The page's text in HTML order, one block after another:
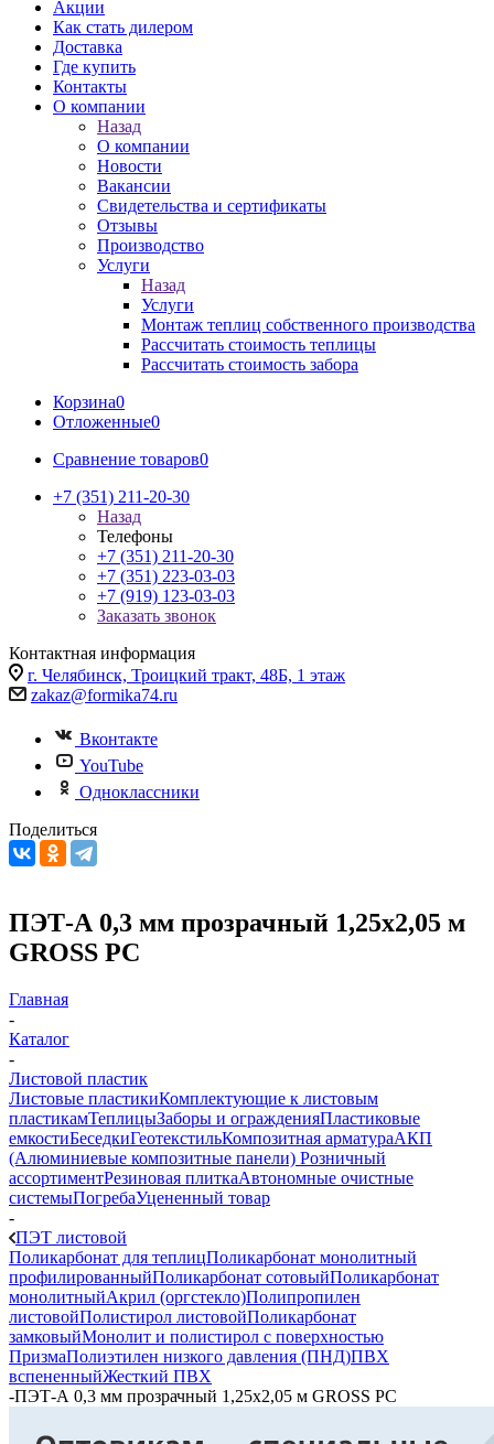
Акции
Как стать дилером
Доставка
Где купить
Контакты
О компании
Назад
О компании
Новости
Вакансии
Свидетельства и сертификаты
Отзывы
Производство
Услуги
Назад
Услуги
Монтаж теплиц собственного производства
Рассчитать стоимость теплицы
Рассчитать стоимость забора
Корзина0
Отложенные0
Сравнение товаров0
+7 (351) 211-20-30
Назад
Телефоны
+7 (351) 211-20-30
+7 (351) 223-03-03
+7 (919) 123-03-03
Заказать звонок
Контактная информация
г. Челябинск, Троицкий тракт, 48Б, 1 этаж
zakaz@formika74.ru
Вконтакте
YouTube
Одноклассники
Поделиться
ПЭТ-А 0,3 мм прозрачный 1,25х2,05 м
GROSS PC
Главная
-
Каталог
-
Листовой пластик
Листовые пластикиКомплектующие к листовым
пластикамТеплицыЗаборы и огражденияПластиковые
емкостиБеседкиГеотекстильКомпозитная арматураАКП
(Алюминиевые композитные панели) Розничный
ассортиментРезиновая плиткаАвтономные очистные
системыПогребаУцененный товар
-
ПЭТ листовой
Поликарбонат для теплицПоликарбонат монолитный
профилированныйПоликарбонат сотовыйПоликарбонат
монолитныйАкрил (оргстекло)Полипропилен
листовойПолистирол листовойПоликарбонат
замковыйМонолит и полистирол с поверхностью
ПризмаПолиэтилен низкого давления (ПНД)ПВХ
вспененныйЖесткий ПВХ
-ПЭТ-А 0,3 мм прозрачный 1,25х2,05 м GROSS PC